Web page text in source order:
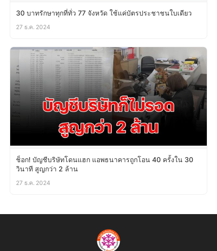
30 บาทรักษาทุกที่ทั่ว 77 จังหวัด ใช้แค่บัตรประชาชนใบเดียว
27 ธ.ค. 2024
ช็อก! บัญชีบริษัทโดนแฮก แอพธนาคารถูกโอน 40 ครั้งใน 30
วินาที สูญกว่า 2 ล้าน
27 ธ.ค. 2024